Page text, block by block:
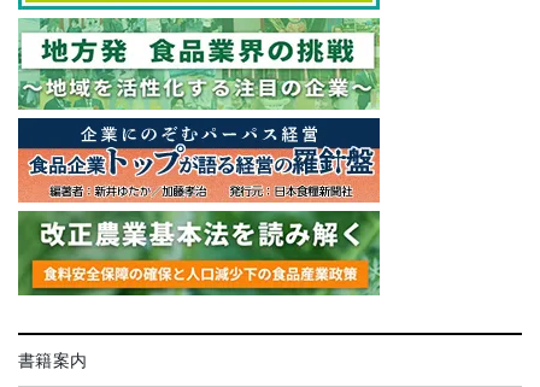
書籍案内